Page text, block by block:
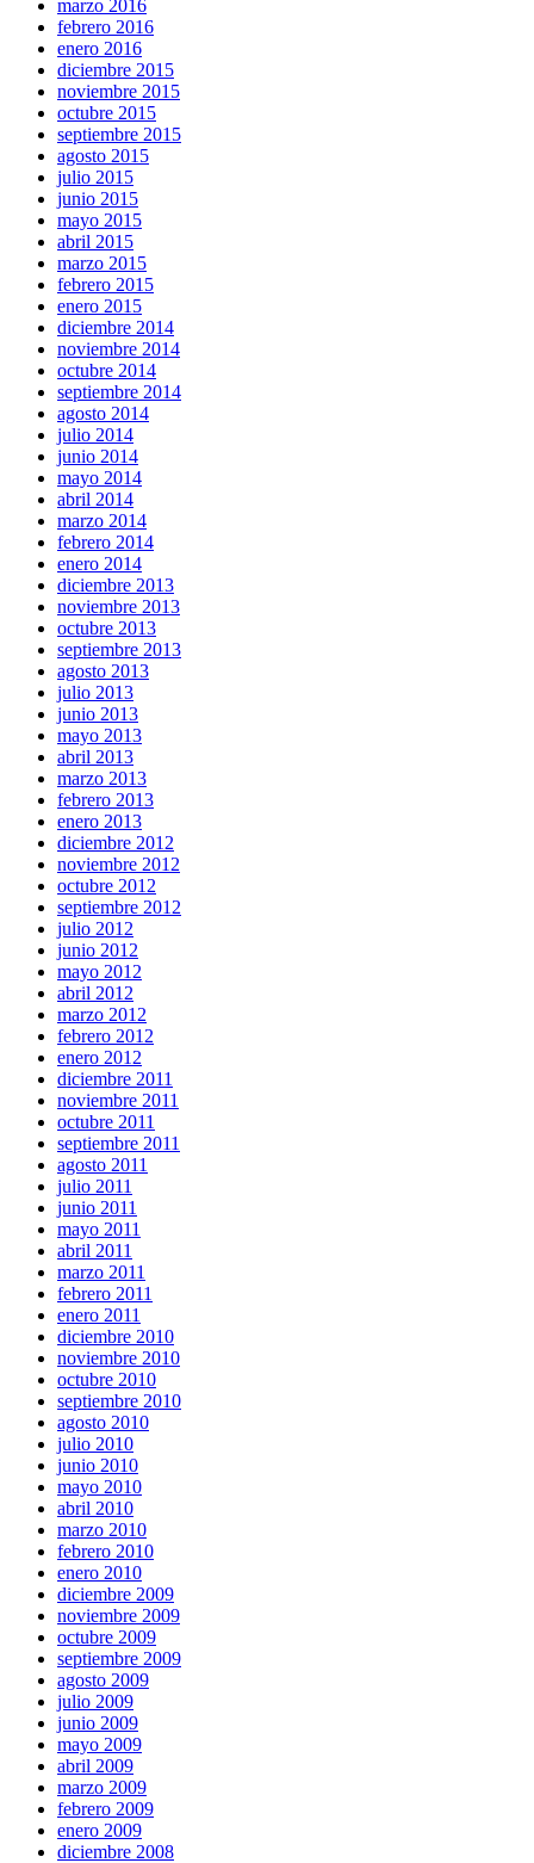
marzo 2016
febrero 2016
enero 2016
diciembre 2015
noviembre 2015
octubre 2015
septiembre 2015
agosto 2015
julio 2015
junio 2015
mayo 2015
abril 2015
marzo 2015
febrero 2015
enero 2015
diciembre 2014
noviembre 2014
octubre 2014
septiembre 2014
agosto 2014
julio 2014
junio 2014
mayo 2014
abril 2014
marzo 2014
febrero 2014
enero 2014
diciembre 2013
noviembre 2013
octubre 2013
septiembre 2013
agosto 2013
julio 2013
junio 2013
mayo 2013
abril 2013
marzo 2013
febrero 2013
enero 2013
diciembre 2012
noviembre 2012
octubre 2012
septiembre 2012
julio 2012
junio 2012
mayo 2012
abril 2012
marzo 2012
febrero 2012
enero 2012
diciembre 2011
noviembre 2011
octubre 2011
septiembre 2011
agosto 2011
julio 2011
junio 2011
mayo 2011
abril 2011
marzo 2011
febrero 2011
enero 2011
diciembre 2010
noviembre 2010
octubre 2010
septiembre 2010
agosto 2010
julio 2010
junio 2010
mayo 2010
abril 2010
marzo 2010
febrero 2010
enero 2010
diciembre 2009
noviembre 2009
octubre 2009
septiembre 2009
agosto 2009
julio 2009
junio 2009
mayo 2009
abril 2009
marzo 2009
febrero 2009
enero 2009
diciembre 2008